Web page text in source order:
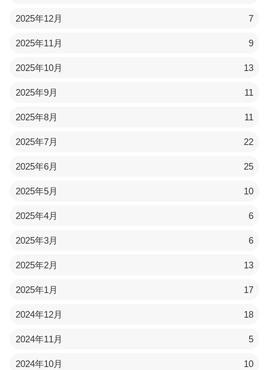
2025年12月 7
2025年11月 9
2025年10月 13
2025年9月 11
2025年8月 11
2025年7月 22
2025年6月 25
2025年5月 10
2025年4月 6
2025年3月 6
2025年2月 13
2025年1月 17
2024年12月 18
2024年11月 5
2024年10月 10